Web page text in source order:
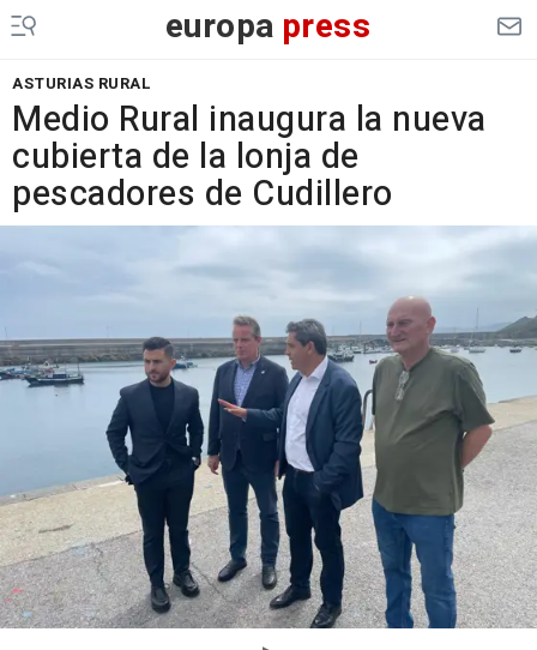
europa press
ASTURIAS RURAL
Medio Rural inaugura la nueva
cubierta de la lonja de
pescadores de Cudillero